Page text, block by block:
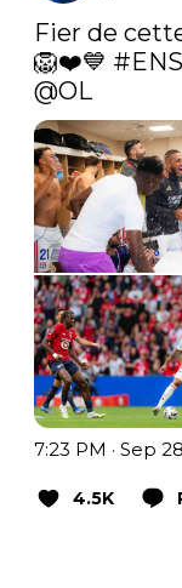
Fier de
🦁❤️💙
@OL
7:23 PM · Sep
4.5K